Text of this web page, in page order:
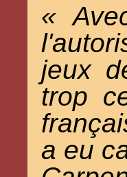
«
jeux
trop
a eu